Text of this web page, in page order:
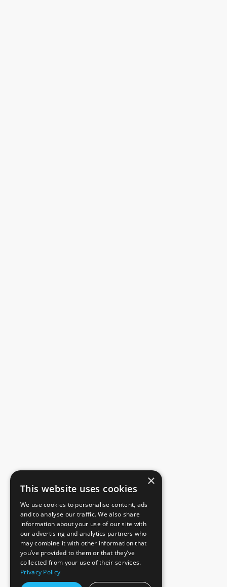
×
This website uses cookies
We use cookies to personalise content, ads
and to analyse our traffic. We also share
information about your use of our site with
our advertising and analytics partners who
may combine it with other information that
you’ve provided to them or that they’ve
collected from your use of their services.
Privacy Policy